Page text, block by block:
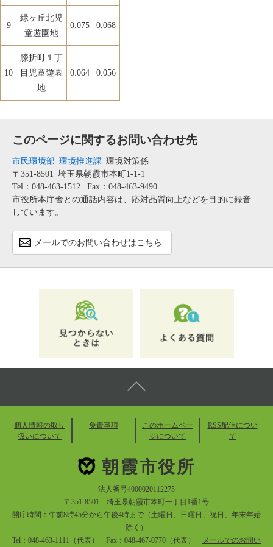
9
緑ヶ丘北児
童遊園地
0.075 0.068
10
膝折町１丁
目児童遊園
地
0.064 0.056
このページに関するお問い合わせ先
市民環境部 環境推進課 環境対策係
〒351-8501 埼玉県朝霞市本町1-1-1
Tel：048-463-1512
Fax：048-463-9490
市役所本庁舎との通話内容は、応対品質向上などを目的に録音
しています。
メールでのお問い合わせはこちら
個人情報の取り
扱いについて
免責事項
このホームペー
ジについて
RSS配信につい
て
朝霞市役所
法人番号4000020112275
〒351-8501 埼玉県朝霞市本町一丁目1番1号
開庁時間：午前8時45分から午後4時まで（土曜日、日曜日、祝日、年末年始
除く）
Tel：048-463-1111（代表） Fax：048-467-0770（代表）
メールでのお問い